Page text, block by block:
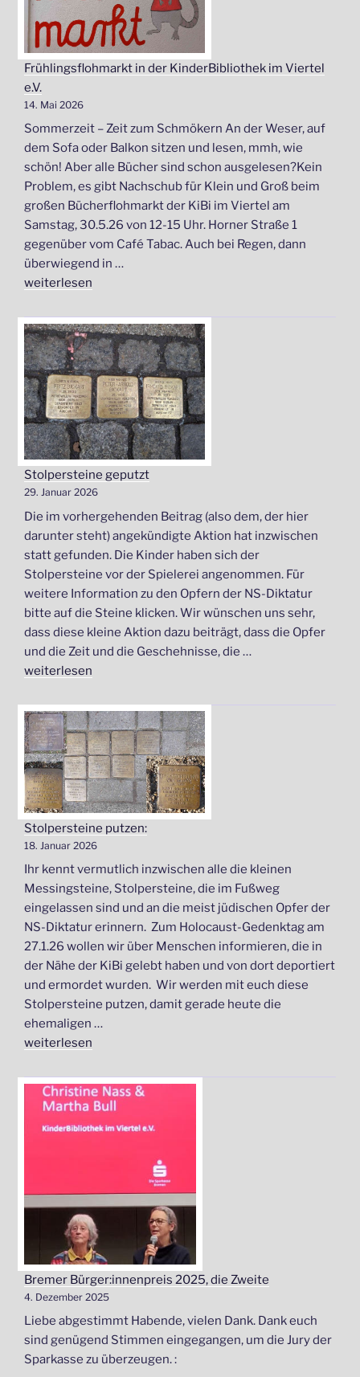
Frühlingsflohmarkt in der KinderBibliothek im Viertel
e.V.
14. Mai 2026
Sommerzeit – Zeit zum Schmökern An der Weser, auf
dem Sofa oder Balkon sitzen und lesen, mmh, wie
schön! Aber alle Bücher sind schon ausgelesen?Kein
Problem, es gibt Nachschub für Klein und Groß beim
großen Bücherflohmarkt der KiBi im Viertel am
Samstag, 30.5.26 von 12-15 Uhr. Horner Straße 1
gegenüber vom Café Tabac. Auch bei Regen, dann
überwiegend in …
„Frühlingsflohmarkt
der
KinderBibliothek
im
Viertel
e.V.“
weiterlesen
Stolpersteine geputzt
29. Januar 2026
Die im vorhergehenden Beitrag (also dem, der hier
darunter steht) angekündigte Aktion hat inzwischen
statt gefunden. Die Kinder haben sich der
Stolpersteine vor der Spielerei angenommen. Für
weitere Information zu den Opfern der NS-Diktatur
bitte auf die Steine klicken. Wir wünschen uns sehr,
dass diese kleine Aktion dazu beiträgt, dass die Opfer
und die Zeit und die Geschehnisse, die …
„Stolpersteine
weiterlesen
Stolpersteine putzen:
18. Januar 2026
Ihr kennt vermutlich inzwischen alle die kleinen
Messingsteine, Stolpersteine, die im Fußweg
eingelassen sind und an die meist jüdischen Opfer der
NS-Diktatur erinnern. Zum Holocaust-Gedenktag am
27.1.26 wollen wir über Menschen informieren, die in
der Nähe der KiBi gelebt haben und von dort deportiert
und ermordet wurden. Wir werden mit euch diese
Stolpersteine putzen, damit gerade heute die
ehemaligen …
„Stolpersteine
weiterlesen
Bremer Bürger:innenpreis 2025, die Zweite
4. Dezember 2025
Liebe abgestimmt Habende, vielen Dank. Dank euch
sind genügend Stimmen eingegangen, um die Jury der
Sparkasse zu überzeugen. :